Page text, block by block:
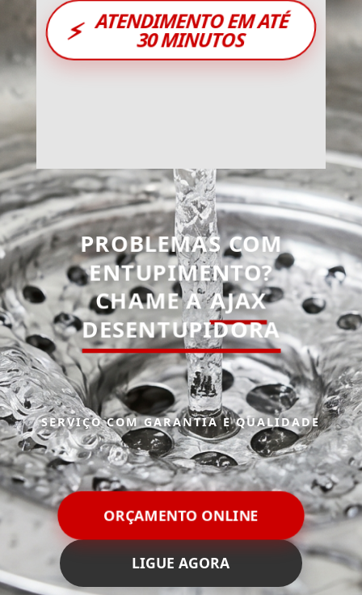
⚡ ATENDIMENTO EM ATÉ
30 MINUTOS
PROBLEMAS COM
ENTUPIMENTO?
CHAME AAJAX
DESENTUPIDORA
SERVIÇO COM GARANTIA E QUALIDADE
ORÇAMENTO ONLINE
LIGUE AGORA